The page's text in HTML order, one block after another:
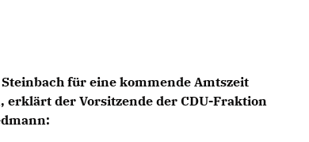
für eine kommende Amtszeit
erklärt der Vorsitzende der CDU-Fraktion